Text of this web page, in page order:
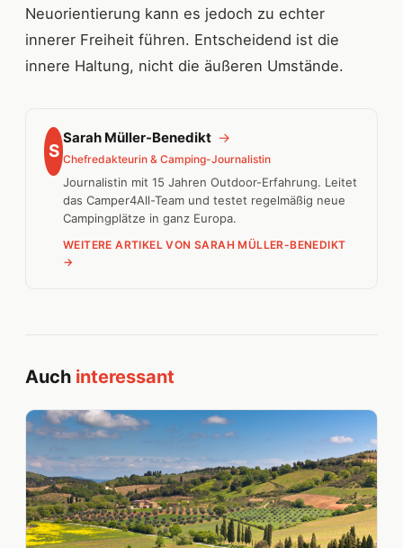
Neuorientierung kann es jedoch zu echter
innerer Freiheit führen. Entscheidend ist die
innere Haltung, nicht die äußeren Umstände.
S
Sarah Müller-Benedikt →
Chefredakteurin & Camping-Journalistin
Journalistin mit 15 Jahren Outdoor-Erfahrung. Leitet
das Camper4All-Team und testet regelmäßig neue
Campingplätze in ganz Europa.
WEITERE ARTIKEL VON SARAH MÜLLER-BENEDIKT
→
Auch interessant